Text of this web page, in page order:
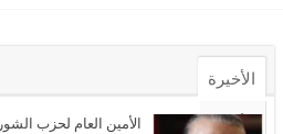
الأخيرة
الأشهر
الأمين العام لحزب